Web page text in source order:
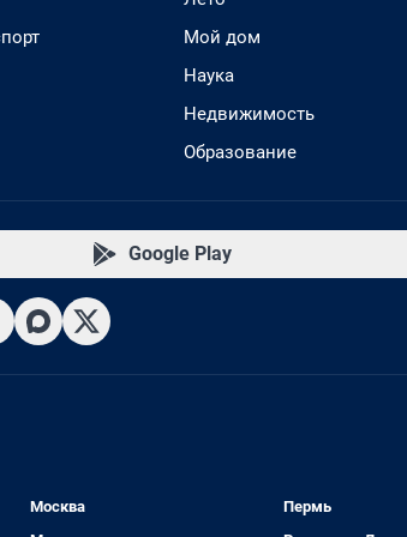
Мой дом
Наука
Недвижимость
Образование
Google Play
Москва
Пермь